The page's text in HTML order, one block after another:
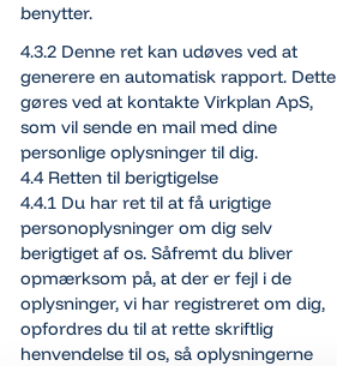
benytter.
4.3.2 Denne ret kan udøves ved at
generere en automatisk rapport. Dette
gøres ved at kontakte Virkplan ApS,
som vil sende en mail med dine
personlige oplysninger til dig.
4.4 Retten til berigtigelse
4.4.1 Du har ret til at få urigtige
personoplysninger om dig selv
berigtiget af os. Såfremt du bliver
opmærksom på, at der er fejl i de
oplysninger, vi har registreret om dig,
opfordres du til at rette skriftlig
henvendelse til os, så oplysningerne